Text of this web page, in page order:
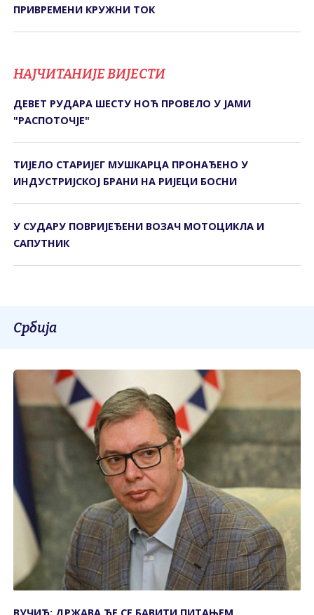
ПРИВРЕМЕНИ КРУЖНИ ТОК
НАЈЧИТАНИЈЕ ВИЈЕСТИ
ДЕВЕТ РУДАРА ШЕСТУ НОЋ ПРОВЕЛО У ЈАМИ
"РАСПОТОЧЈЕ"
ТИЈЕЛО СТАРИЈЕГ МУШКАРЦА ПРОНАЂЕНО У
ИНДУСТРИЈСКОЈ БРАНИ НА РИЈЕЦИ БОСНИ
У СУДАРУ ПОВРИЈЕЂЕНИ ВОЗАЧ МОТОЦИКЛА И
САПУТНИК
Србија